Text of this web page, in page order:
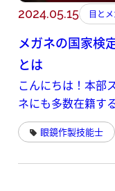
2024.05.15 目と
メガネの国家検
とは
こんにちは！本部
ネにも多数在籍す
国家検定資格である
眼鏡作製技能士